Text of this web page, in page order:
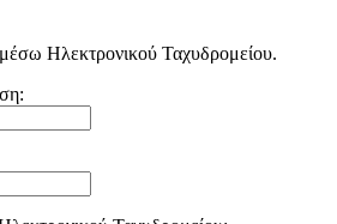
Ηλεκτρονικού Ταχυδρομείου.